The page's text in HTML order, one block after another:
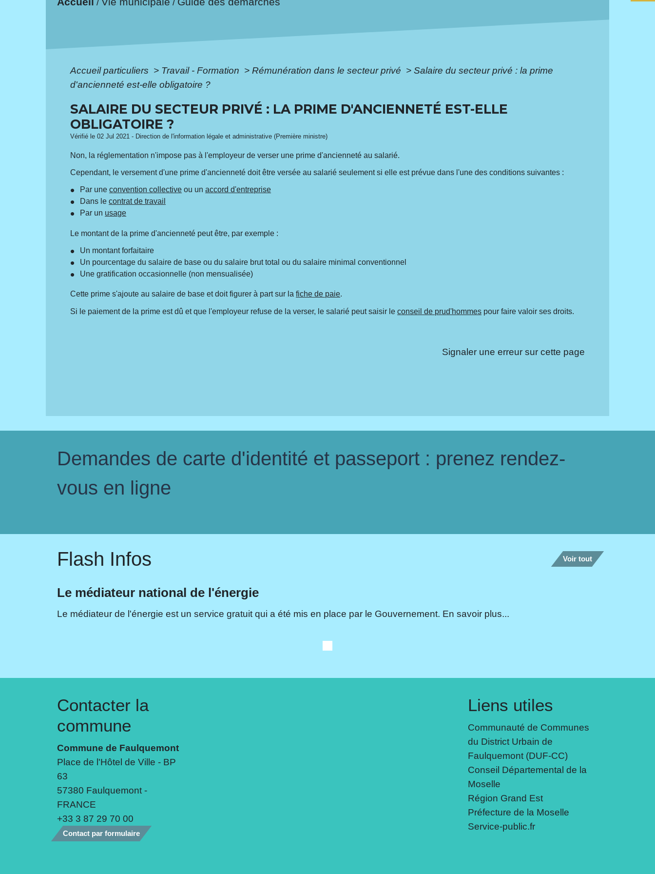
/ /
Accueil particuliers > Travail - Formation > Rémunération dans le secteur privé > Salaire du secteur privé : la prime
d'ancienneté est-elle obligatoire ?
SALAIRE DU SECTEUR PRIVÉ : LA PRIME D'ANCIENNETÉ EST-ELLE
OBLIGATOIRE ?
Vérifié le 02 Jul 2021 - Direction de l'information légale et administrative (Première ministre)
Non, la réglementation n'impose pas à l'employeur de verser une prime d'ancienneté au salarié.
Cependant, le versement d'une prime d'ancienneté doit être versée au salarié seulement si elle est prévue dans l'une des conditions suivantes :
Par uneconvention collective ou unaccord d'entreprise
Dans lecontrat de travail
Par un usage
Le montant de la prime d'ancienneté peut être, par exemple :
Un montant forfaitaire
Un pourcentage du salaire de base ou du salaire brut total ou du salaire minimal conventionnel
Une gratification occasionnelle (non mensualisée)
Cette prime s'ajoute au salaire de base et doit figurer à part sur lafiche de paie.
Si le paiement de la prime est dû et que l'employeur refuse de la verser, le salarié peut saisir leconseil de prud'hommes pour faire valoir ses droits.
Signaler une erreur sur cette page
Demandes de carte d'identité et passeport : prenez rendez-
vous en ligne
Flash Infos Voir tout
Le médiateur national de l'énergie
Le médiateur de l'énergie est un service gratuit qui a été mis en place par le Gouvernement. En savoir plus...
Contacter la
commune
Commune de Faulquemont
Place de l'Hôtel de Ville - BP
63
57380 Faulquemont -
FRANCE
+33 3 87 29 70 00
Contact par formulaire
Liens utiles
Communauté de Communes
du District Urbain de
Faulquemont (DUF-CC)
Conseil Départemental de la
Moselle
Région Grand Est
Préfecture de la Moselle
Service-public.fr